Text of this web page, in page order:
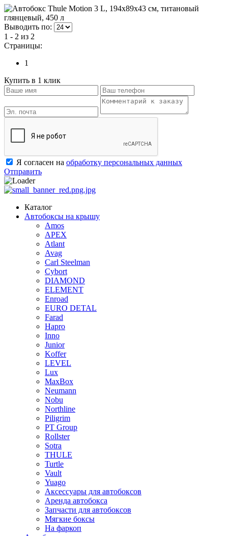
Выводить по:
1 - 2 из 2
Страницы:
1
Купить в 1 клик
Я согласен на обработку персональных данных
Отправить
Каталог
Автобоксы на крышу
Amos
APEX
Atlant
Avag
Carl Steelman
Cybort
DIAMOND
ELEMENT
Enroad
EURO DETAL
Farad
Hapro
Inno
Junior
Koffer
LEVEL
Lux
MaxBox
Neumann
Nobu
Northline
Piligrim
PT Group
Rollster
Sotra
THULE
Turtle
Vault
Yuago
Аксессуары для автобоксов
Аренда автобокса
Запчасти для автобоксов
Мягкие боксы
На фаркоп